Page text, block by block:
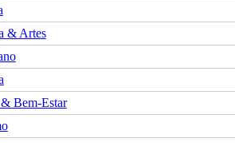
& Artes
& Bem-Estar